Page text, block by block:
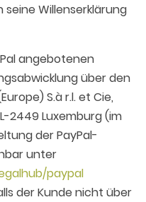
Willenserklärung
angebotenen
über den
S.à r.l. et Cie,
2449 Luxemburg (im
der PayPal-
unter
/paypal
der Kunde nicht über